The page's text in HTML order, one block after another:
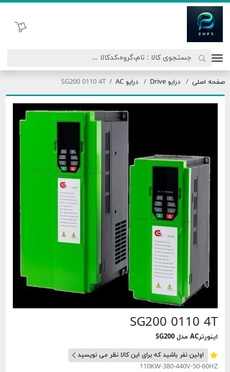
سبد خرید
صفحه اصلی درایو Drive درایو AC SG200 0110 4T
SG200 0110 4T
SG200 مدل ACاینورتر
اولین نفر باشید که برای این کالا نظر می نویسید
110KW-380-440V-50-60HZ